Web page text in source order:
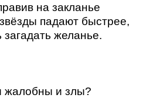
на закланье
падают быстрее,
желанье.
жалобны и злы?